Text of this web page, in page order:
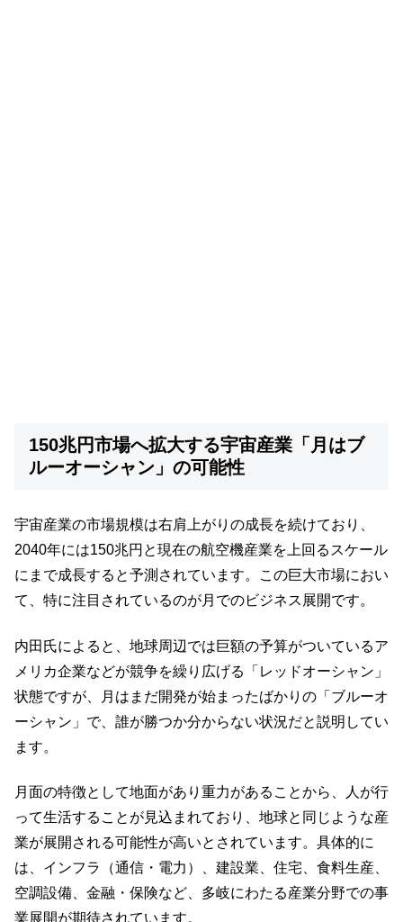
150兆円市場へ拡大する宇宙産業「月はブ
ルーオーシャン」の可能性
宇宙産業の市場規模は右肩上がりの成長を続けており、
2040年には150兆円と現在の航空機産業を上回るスケール
にまで成長すると予測されています。この巨大市場におい
て、特に注目されているのが月でのビジネス展開です。
内田氏によると、地球周辺では巨額の予算がついているア
メリカ企業などが競争を繰り広げる「レッドオーシャン」
状態ですが、月はまだ開発が始まったばかりの「ブルーオ
ーシャン」で、誰が勝つか分からない状況だと説明してい
ます。
月面の特徴として地面があり重力があることから、人が行
って生活することが見込まれており、地球と同じような産
業が展開される可能性が高いとされています。具体的に
は、インフラ（通信・電力）、建設業、住宅、食料生産、
空調設備、金融・保険など、多岐にわたる産業分野での事
業展開が期待されています。